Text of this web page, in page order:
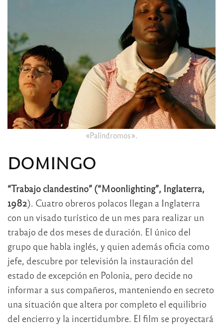
«Palíndromos».
DOMINGO
“Trabajo clandestino” (“Moonlighting”, Inglaterra,
1982). Cuatro obreros polacos llegan a Inglaterra
con un visado turístico de un mes para realizar un
trabajo de dos meses de duración. El único del
grupo que habla inglés, y quien además oficia como
jefe, descubre por televisión la instauración del
estado de excepción en Polonia, pero decide no
informar a sus compañeros, manteniendo en secreto
una situación que altera por completo el equilibrio
del encierro y la incertidumbre. El film se proyectará